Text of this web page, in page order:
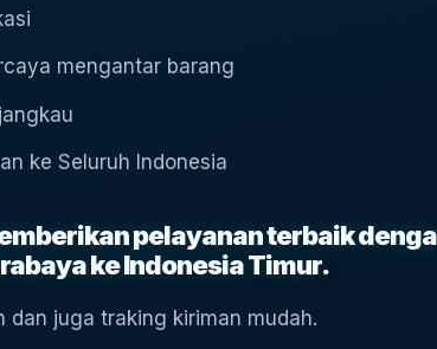
mengantar barang
ke Seluruh Indonesia
pelayanan terbaik
ke Indonesia Timur.
dan juga traking kiriman mudah.